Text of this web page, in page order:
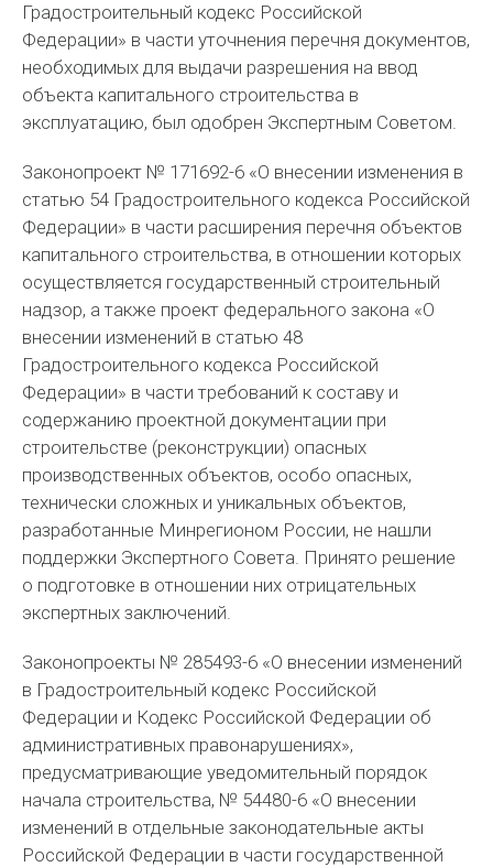
Градостроительный кодекс Российской
Федерации» в части уточнения перечня документов,
необходимых для выдачи разрешения на ввод
объекта капитального строительства в
эксплуатацию, был одобрен Экспертным Советом.
Законопроект № 171692-6 «О внесении изменения в
статью 54 Градостроительного кодекса Российской
Федерации» в части расширения перечня объектов
капитального строительства, в отношении которых
осуществляется государственный строительный
надзор, а также проект федерального закона «О
внесении изменений в статью 48
Градостроительного кодекса Российской
Федерации» в части требований к составу и
содержанию проектной документации при
строительстве (реконструкции) опасных
производственных объектов, особо опасных,
технически сложных и уникальных объектов,
разработанные Минрегионом России, не нашли
поддержки Экспертного Совета. Принято решение
о подготовке в отношении них отрицательных
экспертных заключений.
Законопроекты № 285493-6 «О внесении изменений
в Градостроительный кодекс Российской
Федерации и Кодекс Российской Федерации об
административных правонарушениях»,
предусматривающие уведомительный порядок
начала строительства, № 54480-6 «О внесении
изменений в отдельные законодательные акты
Российской Федерации в части государственной